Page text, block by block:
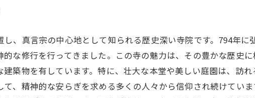
、真言宗の中心地として知られる歴史深い寺院です。794年
な修行を行ってきました。この寺の魅力は、その豊かな歴史
築物を有しています。特に、壮大な本堂や美しい庭園は、訪
、精神的な安らぎを求める多くの人々から信仰され続けてい